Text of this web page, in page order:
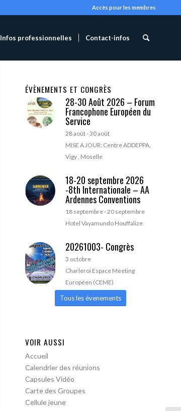
Accès pour les membres
Infos professionnelles Contact-infos
ÉVÈNEMENTS ET CONGRÈS
28-30 Août 2026 – Forum
Francophone Européen du
Service
28 août-30 août
MISE A JOUR: Centre ADDEPPA,
Vigy , Moselle
18-20 septembre 2026
-8th Internationale – AA
Ardennes Conventions
18 septembre-20 septembre
Hotel Vayamundo Houffalize
20261003- Congrès
3 octobre
Charleroi Espace Meeting
Européen (CEME)
Tous les évenements
VOIR AUSSI
Accueil
Calendrier des réunions
Capsules Vidéo
Carte des Groupes
Cellule jeune